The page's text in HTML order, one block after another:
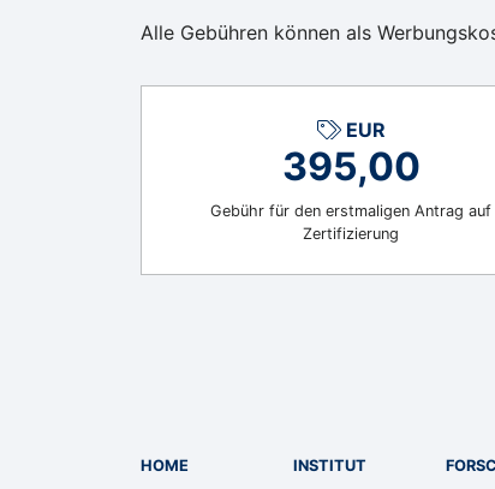
Alle Gebühren können als
EUR
395,00
Gebühr für den erstmaligen Antrag auf
Zertifizierung
HOME INSTITUT